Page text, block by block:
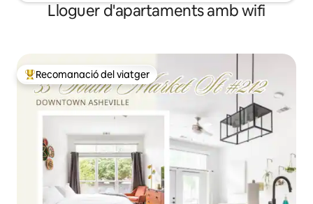
Lloguer d'apartaments amb wifi
Principals recomanacions dels viatgers
Recomanació del viatger